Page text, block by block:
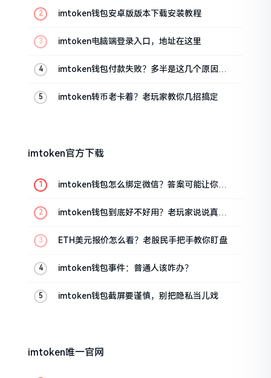
imtoken钱包安卓版版本下载安装教程
imtoken电脑端登录入口，地址在这里
imtoken钱包付款失败？多半是这几个原因闹
imtoken转币老卡着？老玩家教你几招搞定
imtoken官方下载
imtoken钱包怎么绑定微信？答案可能让你失
imtoken钱包到底好不好用？老玩家说说真实
ETH美元报价怎么看？老股民手把手教你盯盘
imtoken钱包事件：普通人该咋办？
imtoken钱包截屏要谨慎，别把隐私当儿戏
imtoken唯一官网